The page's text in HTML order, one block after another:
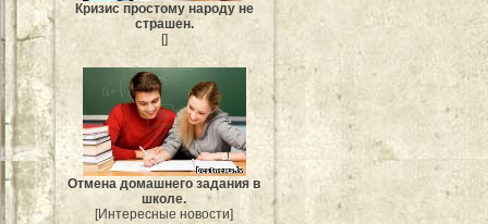
Кризис простому народу не
страшен.
[]
Отмена домашнего задания в
школе.
[Интересные новости]